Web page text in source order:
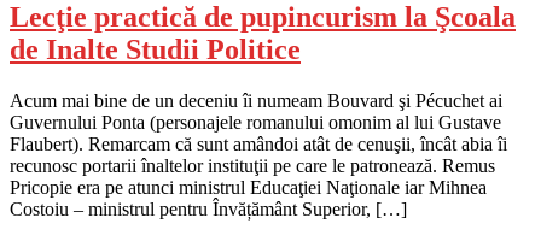
Lecţie practică de pupincurism la Şcoala
de Inalte Studii Politice
Acum mai bine de un deceniu îi numeam Bouvard şi Pécuchet ai
Guvernului Ponta (personajele romanului omonim al lui Gustave
Flaubert). Remarcam că sunt amândoi atât de cenuşii, încât abia îi
recunosc portarii înaltelor instituţii pe care le patronează. Remus
Pricopie era pe atunci ministrul Educaţiei Naţionale iar Mihnea
Costoiu – ministrul pentru Învățământ Superior, […]